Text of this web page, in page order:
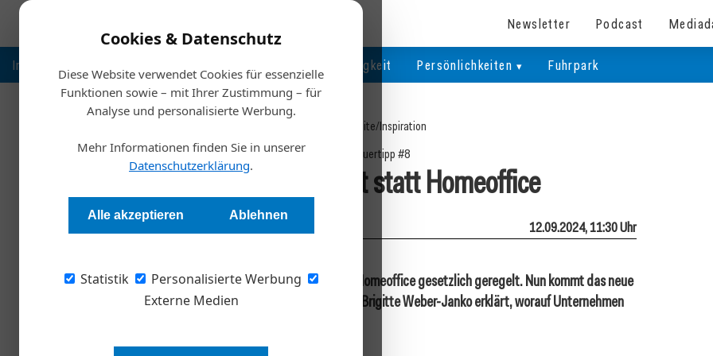
Cookies & Datenschutz
Diese Website verwendet Cookies für essenzielle
Funktionen sowie – mit Ihrer Zustimmung – für
Analyse und personalisierte Werbung.
Mehr Informationen finden Sie in unserer
Datenschutzerklärung.
Alle akzeptieren Ablehnen
Statistik
Personalisierte Werbung
Externe Medien
Newsletter Podcast
Inspiration Nachhaltigkeit Persönlichkeiten Fuhrpark
Startseite/Inspiration
Steuertipp #8
Neu: Telearbeit statt Homeoffice
Andrea Lehky 12.09.2024, 11:30 Uhr
Seit der Corona-Pandemie ist das Arbeiten im Homeoffice gesetzlich geregelt. Nun kommt das neue
Telearbeitsgesetz. Die Wiener Steuerberaterin Brigitte Weber-Janko erklärt, worauf Unternehmen